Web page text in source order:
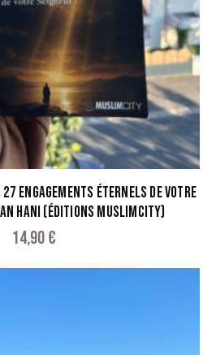
ENGAGEMENTS ÉTERNELS DE VOTRE
HANI (ÉDITIONS MUSLIMCITY)
14,90€